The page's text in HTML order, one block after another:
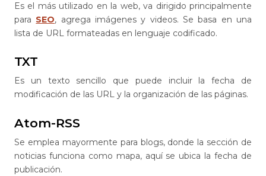
Es el más utilizado en la web, va dirigido principalmente
para SEO, agrega imágenes y videos. Se basa en una
lista de URL formateadas en lenguaje codificado.
TXT
Es un texto sencillo que puede incluir la fecha de
modificación de las URL y la organización de las páginas.
Atom-RSS
Se emplea mayormente para blogs, donde la sección de
noticias funciona como mapa, aquí se ubica la fecha de
publicación.